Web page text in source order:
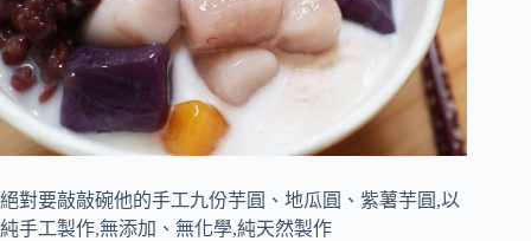
絕對要敲敲碗他的手工九份芋圓、地瓜圓、紫薯芋圓,以
純手工製作,無添加、無化學,純天然製作